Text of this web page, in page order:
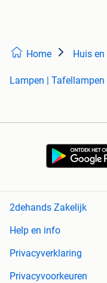
Home Huis
Lampen | Tafellampen
2dehands Zakelijk
Help en info
Privacyverklaring
Privacyvoorkeuren